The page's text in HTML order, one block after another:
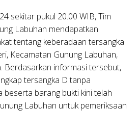
sekitar pukul 20.00 WIB, Tim
Labuhan mendapatkan
tentang keberadaan tersangka
Kecamatan Gunung Labuhan,
Berdasarkan informasi tersebut,
tersangka D tanpa
beserta barang bukti kini telah
Labuhan untuk pemeriksaan